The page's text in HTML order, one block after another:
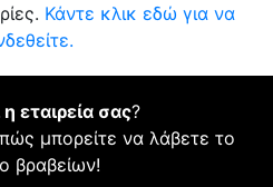
Κάντε κλικ εδώ για να
εταιρεία σας?
μπορείτε να λάβετε το
βραβείων!